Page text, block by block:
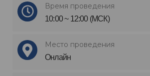
Время проведения
10:00 ~ 12:00 (МСК)
Место проведения
Онлайн